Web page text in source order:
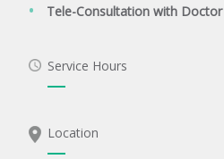
Tele-Consultation with Doctor
Service Hours
Location